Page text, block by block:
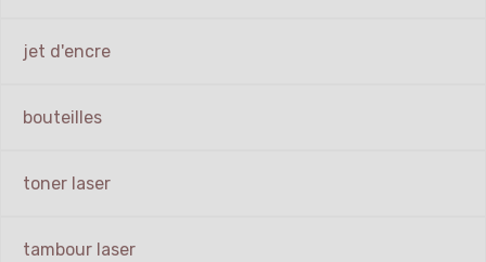
jet d'encre
bouteilles
toner laser
tambour laser